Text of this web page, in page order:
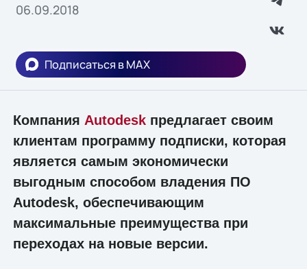
06.09.2018
Подписаться в MAX
Компания Autodeskпредлагает своим
клиентам программу подписки, которая
является самым экономически
выгодным способом владения ПО
Autodesk, обеспечивающим
максимальные преимущества при
переходах на новые версии.